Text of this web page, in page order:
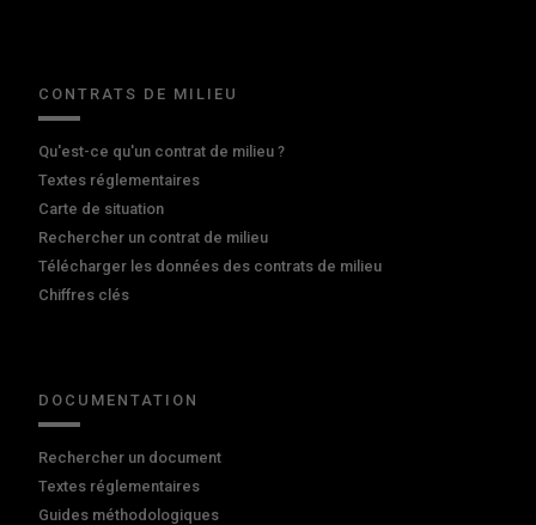
CONTRATS DE MILIEU
Qu'est-ce qu'un contrat de milieu ?
Textes réglementaires
Carte de situation
Rechercher un contrat de milieu
Télécharger les données des contrats de milieu
Chiffres clés
DOCUMENTATION
Rechercher un document
Textes réglementaires
Guides méthodologiques